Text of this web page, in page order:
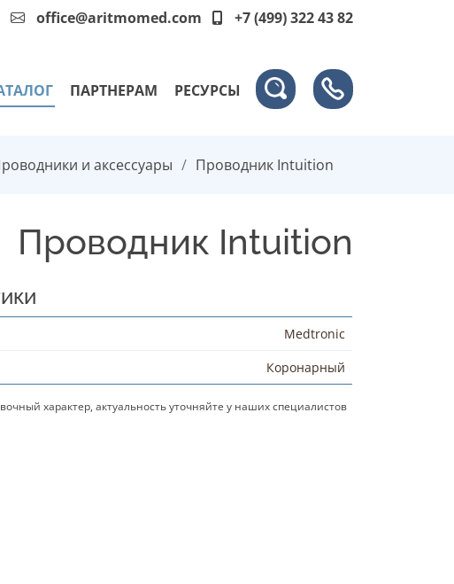
office@aritmomed.com +7 (499) 322 43 82
ПАРТНЕРАМ РЕСУРСЫ
и аксессуары Проводник Intuition
Проводник Intuition
Medtronic
Коронарный
характер, актуальность уточняйте у наших специалистов